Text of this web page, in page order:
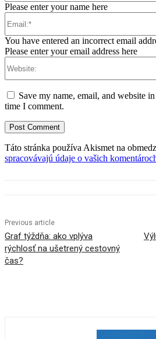
Please enter your name here
You have entered an incorrect email
Please enter your email address here
Save my name, email, and website
time I comment.
Táto stránka používa Akismet na
spracovávajú údaje o vašich
Previous article
Graf týždňa: ako vplýva
rýchlosť na ušetrený cestovný
čas?